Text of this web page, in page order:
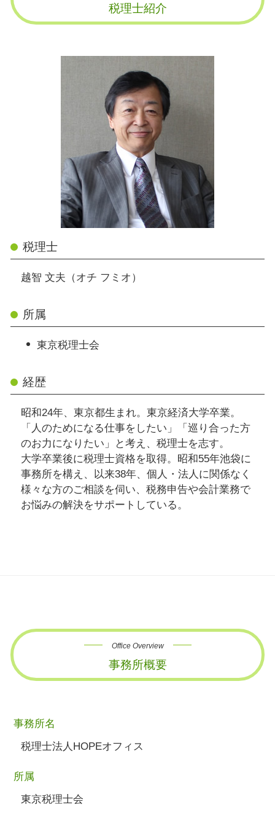
税理士紹介
税理士
越智 文夫（オチ フミオ）
所属
東京税理士会
経歴
昭和24年、東京都生まれ。東京経済大学卒業。
「人のためになる仕事をしたい」「巡り合った方
のお力になりたい」と考え、税理士を志す。
大学卒業後に税理士資格を取得。昭和55年池袋に
事務所を構え、以来38年、個人・法人に関係なく
様々な方のご相談を伺い、税務申告や会計業務で
お悩みの解決をサポートしている。
Office Overview
事務所概要
事務所名
税理士法人HOPEオフィス
所属
東京税理士会